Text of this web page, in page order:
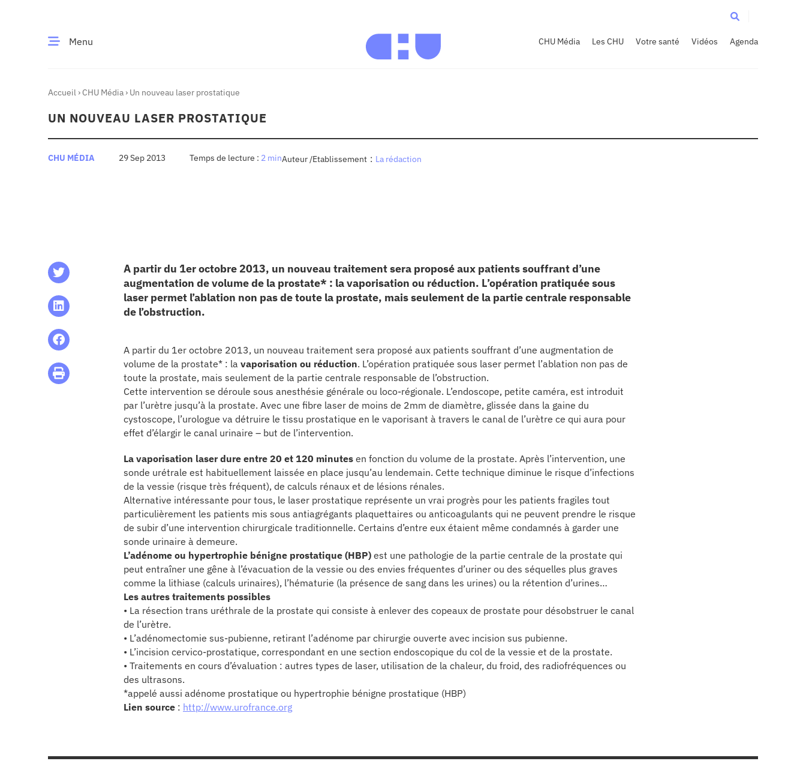
Menu CHU Média Les CHU Votre santé Vidéos Agenda
MOMENTAccueil › CHU Média › Un nouveau laser prostatique
UN NOUVEAU LASER PROSTATIQUE
CHU MÉDIA 29 Sep 2013 2 minAuteur /Etablissement : La rédaction
A partir du 1er octobre 2013, un nouveau traitement sera proposé aux patients souffrant d’une
augmentation de volume de la prostate* : la vaporisation ou réduction. L’opération pratiquée sous
laser permet l’ablation non pas de toute la prostate, mais seulement de la partie centrale responsable
de l’obstruction.
A partir du 1er octobre 2013, un nouveau traitement sera proposé aux patients souffrant d’une augmentation de
volume de la prostate* : la vaporisation ou réduction. L’opération pratiquée sous laser permet l’ablation non pas de
toute la prostate, mais seulement de la partie centrale responsable de l’obstruction.
Cette intervention se déroule sous anesthésie générale ou loco-régionale. L’endoscope, petite caméra, est introduit
par l’urètre jusqu’à la prostate. Avec une fibre laser de moins de 2mm de diamètre, glissée dans la gaine du
cystoscope, l’urologue va détruire le tissu prostatique en le vaporisant à travers le canal de l’urètre ce qui aura pour
effet d’élargir le canal urinaire – but de l’intervention.
La vaporisation laser dure entre 20 et 120 minutes en fonction du volume de la prostate. Après l’intervention, une
sonde urétrale est habituellement laissée en place jusqu’au lendemain. Cette technique diminue le risque d’infections
de la vessie (risque très fréquent), de calculs rénaux et de lésions rénales.
Alternative intéressante pour tous, le laser prostatique représente un vrai progrès pour les patients fragiles tout
particulièrement les patients mis sous antiagrégants plaquettaires ou anticoagulants qui ne peuvent prendre le risque
de subir d’une intervention chirurgicale traditionnelle. Certains d’entre eux étaient même condamnés à garder une
sonde urinaire à demeure.
L’adénome ou hypertrophie bénigne prostatique (HBP) est une pathologie de la partie centrale de la prostate qui
peut entraîner une gêne à l’évacuation de la vessie ou des envies fréquentes d’uriner ou des séquelles plus graves
comme la lithiase (calculs urinaires), l’hématurie (la présence de sang dans les urines) ou la rétention d’urines…
Les autres traitements possibles
• La résection trans uréthrale de la prostate qui consiste à enlever des copeaux de prostate pour désobstruer le canal
de l’urètre.
• L’adénomectomie sus-pubienne, retirant l’adénome par chirurgie ouverte avec incision sus pubienne.
• L’incision cervico-prostatique, correspondant en une section endoscopique du col de la vessie et de la prostate.
• Traitements en cours d’évaluation : autres types de laser, utilisation de la chaleur, du froid, des radiofréquences ou
des ultrasons.
*appelé aussi adénome prostatique ou hypertrophie bénigne prostatique (HBP)
Lien source : http://www.urofrance.org